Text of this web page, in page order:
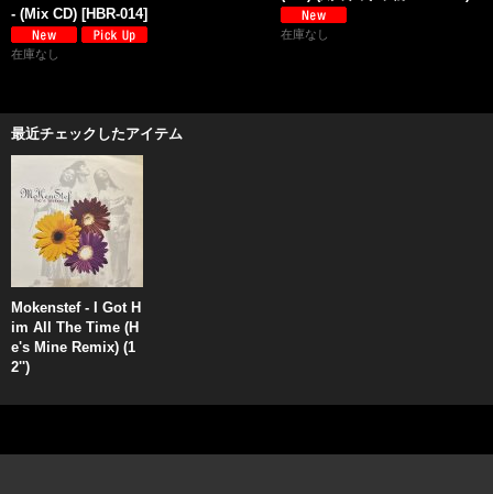
- (Mix CD) [HBR-014]
在庫なし
在庫なし
最近チェックしたアイテム
Mokenstef - I Got H
im All The Time (H
e's Mine Remix) (1
2'')